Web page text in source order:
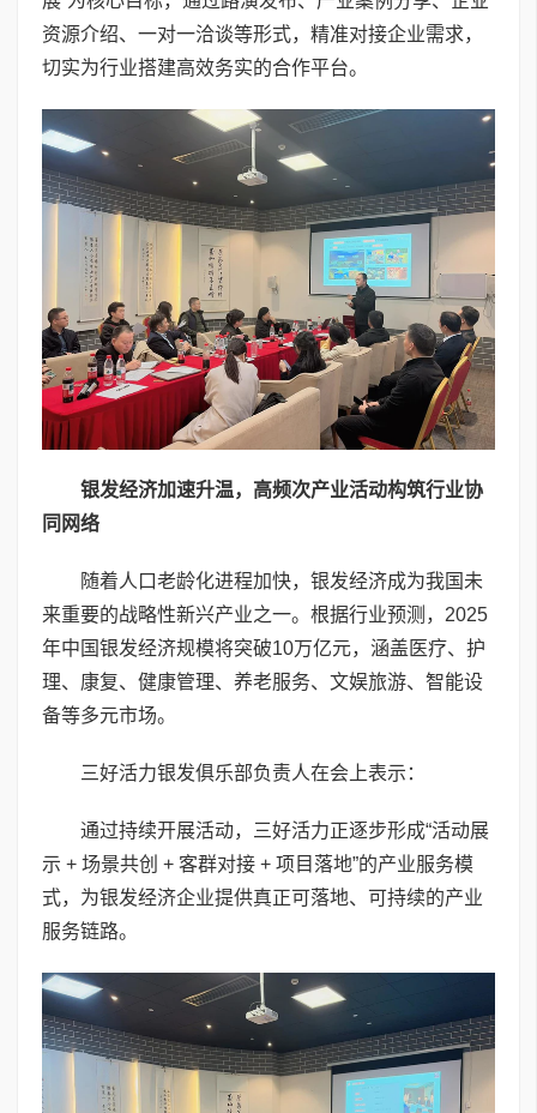
资源介绍、一对一洽谈等形式，精准对接企业需求，
切实为行业搭建高效务实的合作平台。
银发经济加速升温，高频次产业活动构筑行业协
同网络
随着人口老龄化进程加快，银发经济成为我国未
来重要的战略性新兴产业之一。根据行业预测，2025
年中国银发经济规模将突破10万亿元，涵盖医疗、护
理、康复、健康管理、养老服务、文娱旅游、智能设
备等多元市场。
三好活力银发俱乐部负责人在会上表示：
通过持续开展活动，三好活力正逐步形成“活动展
示 + 场景共创 + 客群对接 + 项目落地”的产业服务模
式，为银发经济企业提供真正可落地、可持续的产业
服务链路。